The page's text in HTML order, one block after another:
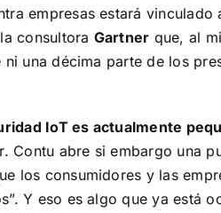
empresas estará
consultora Gartner que, al
una décima parte de los
IoT es actualmente
Contu abre si embargo una
los consumidores y las
Y eso es algo que ya está